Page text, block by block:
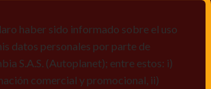
bases de datos de acuerdo a las
perfiles de los titulares de Datos
de satisfacción, vi) reportes
haber sido informado sobre el uso
datos personales por parte de
S.A.S. (Autoplanet); entre estos: i)
comercial y promocional, ii)